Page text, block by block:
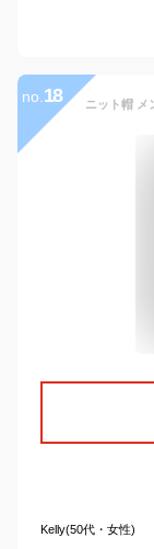
no. 18
Kelly(50代・女性)